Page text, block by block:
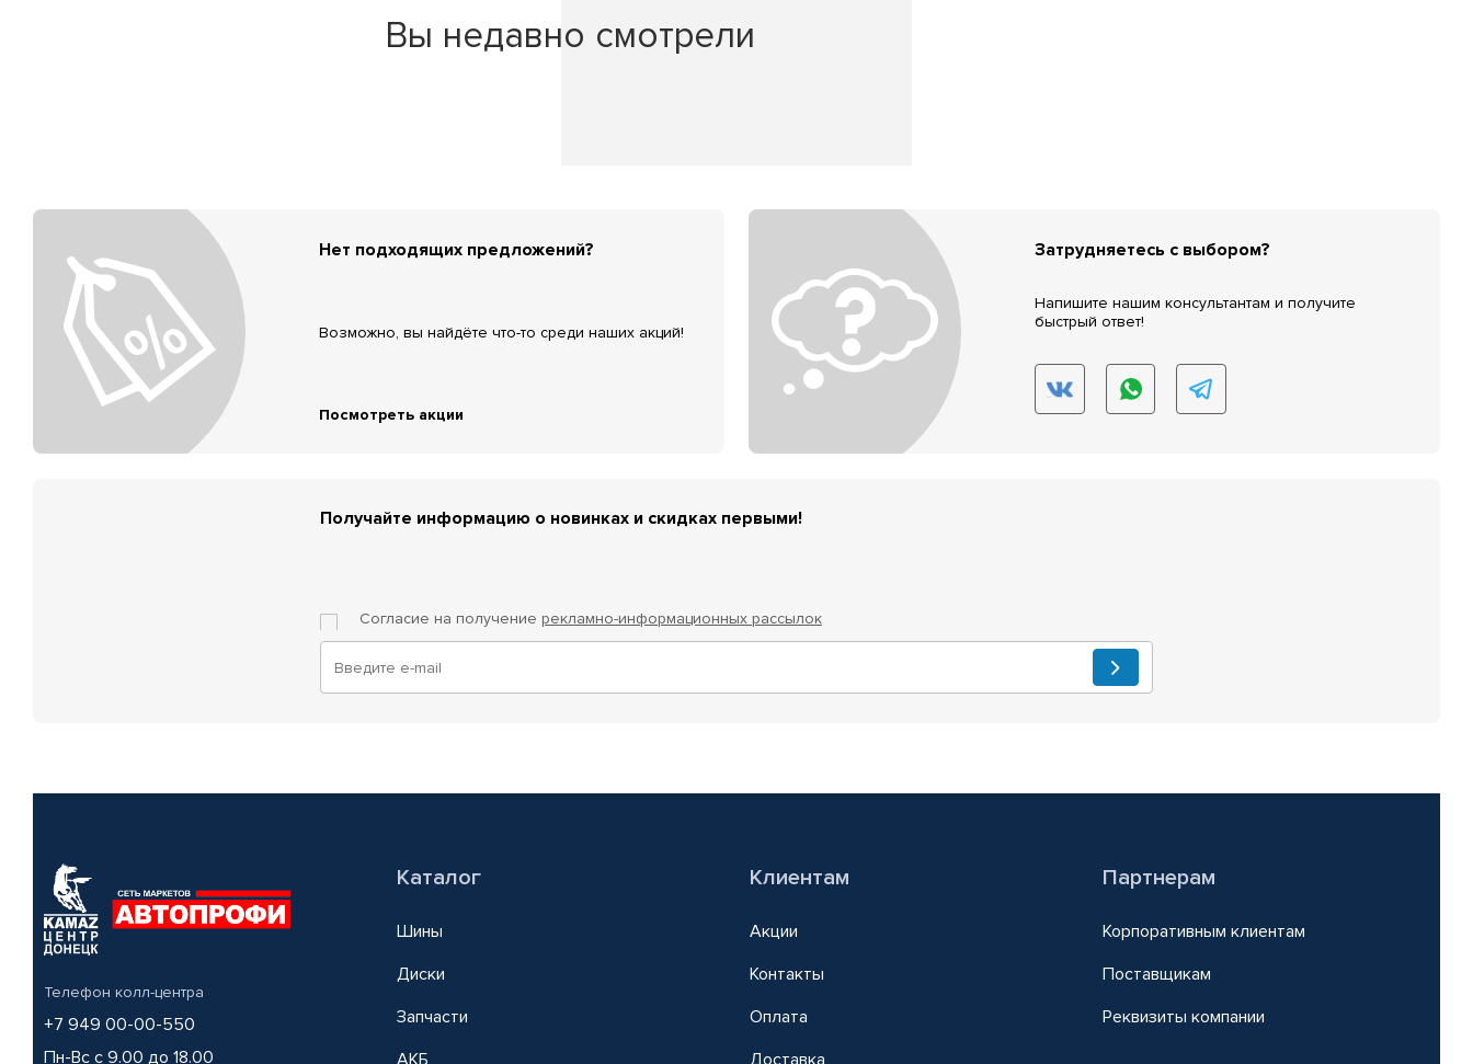
Вы недавно смотрели
Нет подходящих предложений?
Возможно, вы найдёте что-то среди наших акций!
Посмотреть акции
Затрудняетесь с выбором?
Напишите нашим консультантам и получите
быстрый ответ!
Получайте информацию о новинках и скидках первыми!
Согласие на получение рекламно-информационных рассылок
Телефон колл-центра
+7 949 00-00-550
Пн-Вс с 9.00 до 18.00
Каталог
Шины
Диски
Запчасти
АКБ
Клиентам
Акции
Контакты
Оплата
Доставка
Партнерам
Корпоративным клиентам
Поставщикам
Реквизиты компании